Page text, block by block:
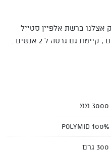
אצלנו ברשת אלפיין סטייל
גם גרסה ל 2 אנשים .
3000 ממ
Polymid 100%
300 גרם